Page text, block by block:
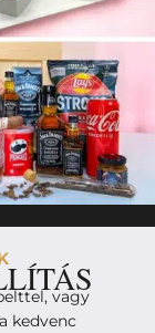
vagy
kedvenc